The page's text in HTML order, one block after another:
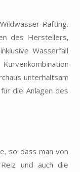
Rafting.
des Herstellers,
Wasserfall
unterhaltsam
die Anlagen des
so dass man von
und auch die